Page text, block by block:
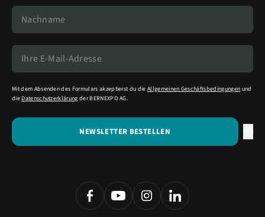
Mit dem Absenden des Formulars akzeptierst du dieAllgemeinen Geschäftsbedingungen und
die Datenschutzerklärung der BERNEXPO AG.